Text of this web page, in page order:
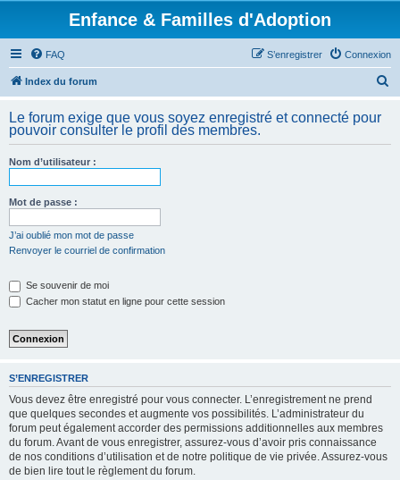
Enfance & Familles d'Adoption
FAQ Connexion
S’enregistrer
Index du forum
h
Le forum exige que vous soyez enregistré et connecté pour
pouvoir consulter le profil des membres.
Nom d’utilisateur :
Mot de passe :
J’ai oublié mon mot de passe
Renvoyer le courriel de confirmation
Se souvenir de moi
Cacher mon statut en ligne pour cette session
S’ENREGISTRER
Vous devez être enregistré pour vous connecter. L’enregistrement ne prend
que quelques secondes et augmente vos possibilités. L’administrateur du
forum peut également accorder des permissions additionnelles aux membres
du forum. Avant de vous enregistrer, assurez-vous d’avoir pris connaissance
de nos conditions d’utilisation et de notre politique de vie privée. Assurez-vous
de bien lire tout le règlement du forum.